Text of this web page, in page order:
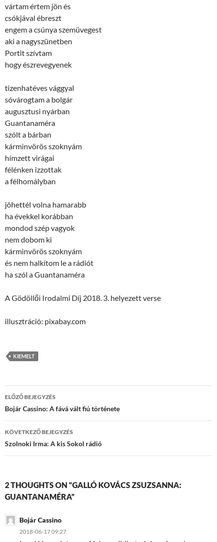
vártam értem jön és
csókjával ébreszt
engem a csúnya szemüvegest
aki a nagyszünetben
Portit szívtam
hogy észrevegyenek
tizenhatéves vággyal
sóvárogtam a bolgár
augusztusi nyárban
Guantanaméra
szólt a bárban
kárminvörös szoknyám
hímzett virágai
félénken izzottak
a félhomályban
jöhettél volna hamarabb
ha évekkel korábban
mondod szép vagyok
nem dobom ki
kárminvörös szoknyám
és nem halkítom le a rádiót
ha szól a Guantanaméra
A Gödöllői Irodalmi Díj 2018. 3. helyezett verse
illusztráció: pixabay.com
KIEMELT
Bejegyzések
navigációja
ELŐZŐ BEJEGYZÉS
Bojár Cassino: A fává vált fiú története
KÖVETKEZŐ BEJEGYZÉS
Szolnoki Irma: A kis Sokol rádió
2 THOUGHTS ON “GALLÓ KOVÁCS ZSUZSANNA:
GUANTANAMÉRA”
Bojár Cassino
2018-06-17 09:27